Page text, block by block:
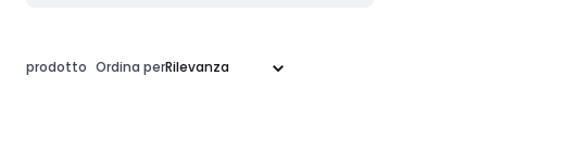
prodotto Ordina per